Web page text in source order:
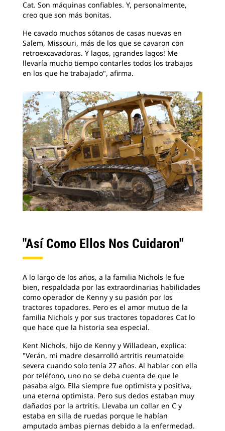
Cat. Son máquinas confiables. Y, personalmente,
creo que son más bonitas.
He cavado muchos sótanos de casas nuevas en
Salem, Missouri, más de los que se cavaron con
retroexcavadoras. Y lagos, ¡grandes lagos! Me
llevaría mucho tiempo contarles todos los trabajos
en los que he trabajado", afirma.
"Así Como Ellos Nos Cuidaron"
A lo largo de los años, a la familia Nichols le fue
bien, respaldada por las extraordinarias habilidades
como operador de Kenny y su pasión por los
tractores topadores. Pero es el amor mutuo de la
familia Nichols y por sus tractores topadores Cat lo
que hace que la historia sea especial.
Kent Nichols, hijo de Kenny y Willadean, explica:
"Verán, mi madre desarrolló artritis reumatoide
severa cuando solo tenía 27 años. Al hablar con ella
por teléfono, uno no se deba cuenta de que le
pasaba algo. Ella siempre fue optimista y positiva,
una eterna optimista. Pero sus dedos estaban muy
dañados por la artritis. Llevaba un collar en C y
estaba en silla de ruedas porque le habían
amputado ambas piernas debido a la enfermedad.